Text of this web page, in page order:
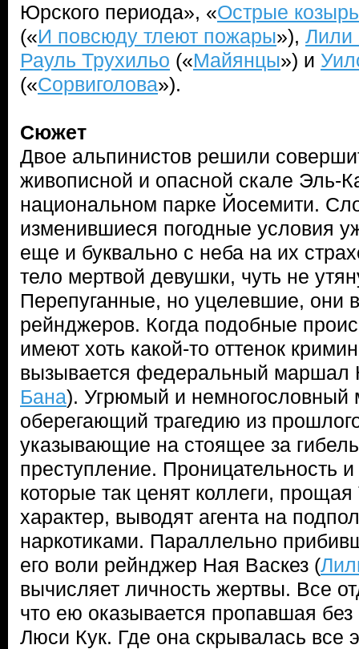
Юрского периода», «Острые
(«И повсюду тлеют пожары»), Лили
Рауль Трухильо («Майянцы») и
(«Сорвиголова»).
Сюжет
Двое альпинистов решили
живописной и опасной скале Эль-
национальном парке Йосемити.
изменившиеся погодные условия
еще и буквально с неба на их
тело мертвой девушки, чуть не
Перепуганные, но уцелевшие, они
рейнджеров. Когда подобные
имеют хоть какой-то оттенок
вызывается федеральный маршал
Бана). Угрюмый и немногословный
оберегающий трагедию из
указывающие на стоящее за
преступление. Проницательность
которые так ценят коллеги,
характер, выводят агента на
наркотиками. Параллельно
его воли рейнджер Ная Васкез (
вычисляет личность жертвы. Все
что ею оказывается пропавшая без
Люси Кук. Где она скрывалась все